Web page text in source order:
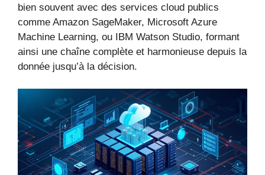
bien souvent avec des services cloud publics
comme Amazon SageMaker, Microsoft Azure
Machine Learning, ou IBM Watson Studio, formant
ainsi une chaîne complète et harmonieuse depuis la
donnée jusqu’à la décision.